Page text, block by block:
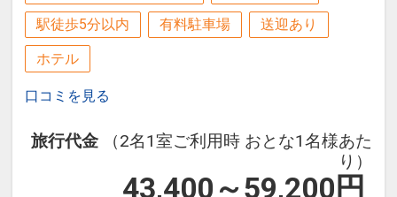
駅徒歩5分以内 有料駐車場 送迎あり
ホテル
口コミを見る
旅行代金
（2名1室ご利用時 おとな1名様あた
り）
43,400～59,200 円